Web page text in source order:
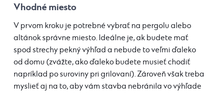
Vhodné miesto
V prvom kroku je potrebné vybrať na pergolu alebo
altánok správne miesto. Ideálne je, ak budete mať
spod strechy pekný výhľad a nebude to veľmi ďaleko
od domu (zvážte, ako ďaleko budete musieť chodiť
napríklad po suroviny pri grilovaní). Zároveň však treba
myslieť aj na to, aby vám stavba nebránila vo výhľade